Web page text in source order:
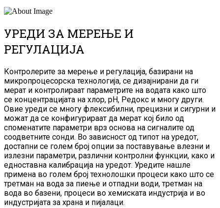
УРЕДИ ЗА МЕРЕЊЕ И
РЕГУЛАЦИЈА
Контролерите за мерење и регулација, базирани на
микропроцесорска технологија, се дизајнирани да ги
мерат и контролираат параметрите на водата како што
се концентрацијата на хлор, pH, Редокс и многу други.
Овие уреди се многу флексибилни, прецизни и сигурни и
можат да се конфигурираат да мерат кој било од
споменатите параметри врз основа на сигналите од
соодветните сонди. Во зависност од типот на уредот,
достапни се голем број опции за поставување влезни и
излезни параметри, различни контролни функции, како и
едноставна калибрација на уредот. Уредите нашле
примена во голем број технолошки процеси како што се
третман на вода за пиење и отпадни води, третман на
вода во базени, процеси во хемиската индустрија и во
индустријата за храна и пијалаци.